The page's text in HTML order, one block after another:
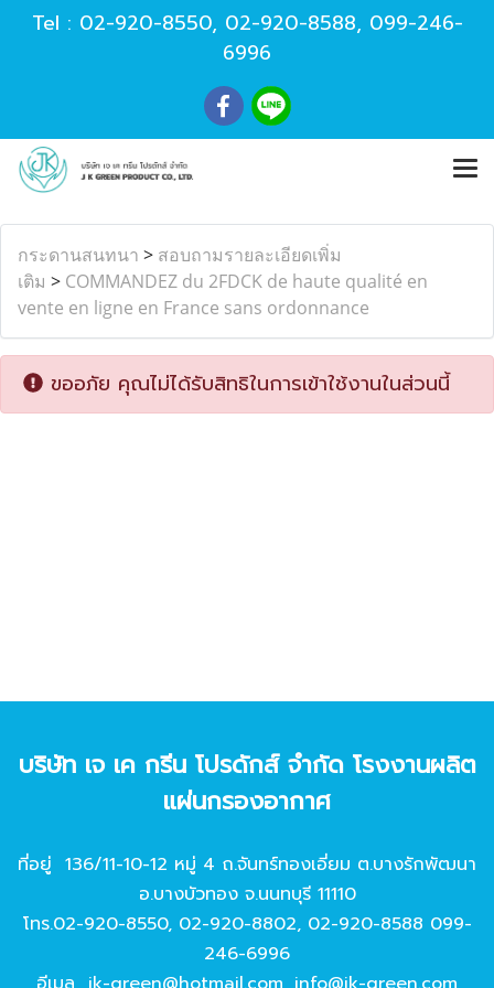
Tel : 02-920-8550, 02-920-8588, 099-246-
6996
กระดานสนทนา > สอบถามรายละเอียดเพิ่ม
เติม > COMMANDEZ du 2FDCK de haute qualité en
vente en ligne en France sans ordonnance
ขออภัย คุณไม่ได้รับสิทธิในการเข้าใช้งานในส่วนนี้
บริษัท เจ เค กรีน โปรดักส์ จํากัด โรงงานผลิต
แผ่นกรองอากาศ
ที่อยู่ 136/11-10-12 หมู่ 4 ถ.จันทร์ทองเอี่ยม ต.บางรักพัฒนา
อ.บางบัวทอง จ.นนทบุรี 11110
โทร.02-920-8550, 02-920-8802, 02-920-8588 099-
246-6996